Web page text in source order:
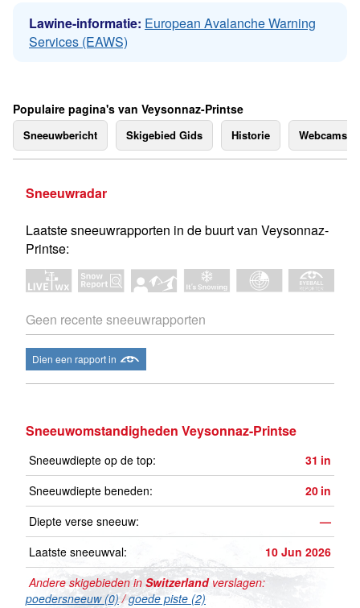
Lawine-informatie: European Avalanche Warning
Services (EAWS)
Populaire pagina's van Veysonnaz-Printse
Sneeuwbericht Skigebied Gids Historie Webcams
Sneeuwradar
Laatste sneeuwrapporten in de buurt van Veysonnaz-
Printse:
Geen recente sneeuwrapporten
Dien een rapport in
Sneeuwomstandigheden Veysonnaz-Printse
Sneeuwdiepte op de top: 31 in
Sneeuwdiepte beneden:
20 in
Diepte verse sneeuw:
—
Laatste sneeuwval:
10 Jun 2026
Andere skigebieden in Switzerlandverslagen:
poedersneeuw (0)/goede piste (2)